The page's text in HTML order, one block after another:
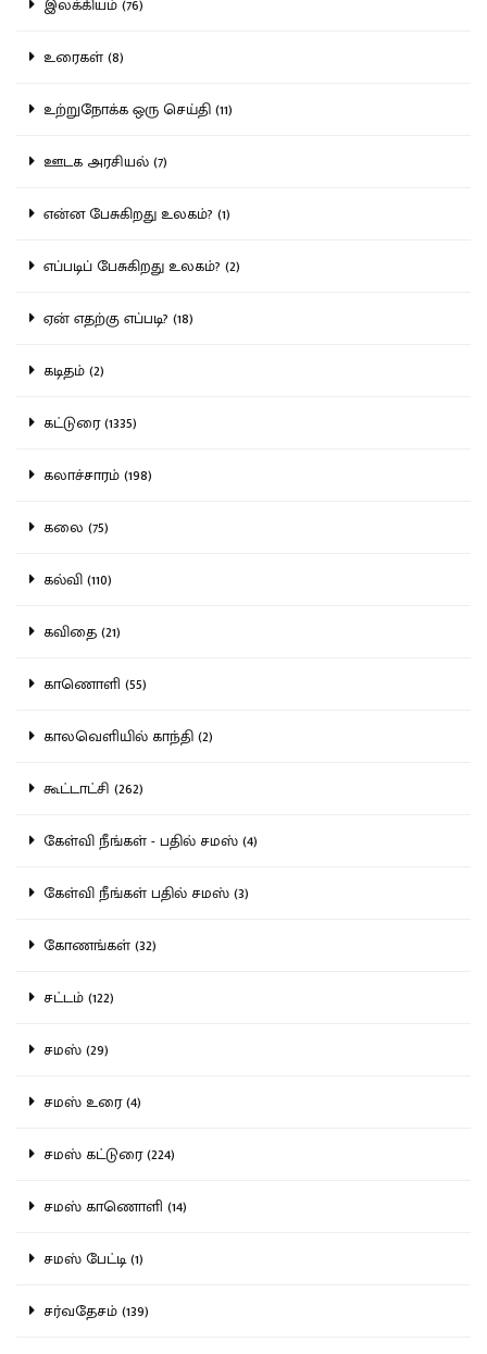
இலக்கியம் (76)
உரைகள் (8)
உற்றுநோக்க ஒரு செய்தி (11)
ஊடக அரசியல் (7)
என்ன பேசுகிறது உலகம்? (1)
எப்படிப் பேசுகிறது உலகம்? (2)
ஏன் எதற்கு எப்படி? (18)
கடிதம் (2)
கட்டுரை (1335)
கலாச்சாரம் (198)
கலை (75)
கல்வி (110)
கவிதை (21)
காணொளி (55)
காலவெளியில் காந்தி (2)
கூட்டாட்சி (262)
கேள்வி நீங்கள் - பதில் சமஸ் (4)
கேள்வி நீங்கள் பதில் சமஸ் (3)
கோணங்கள் (32)
சட்டம் (122)
சமஸ் (29)
சமஸ் உரை (4)
சமஸ் கட்டுரை (224)
சமஸ் காணொளி (14)
சமஸ் பேட்டி (1)
சர்வதேசம் (139)